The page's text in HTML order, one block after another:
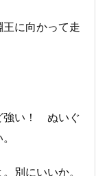
に向かって走
強い！ ぬいぐ
別にいいか。